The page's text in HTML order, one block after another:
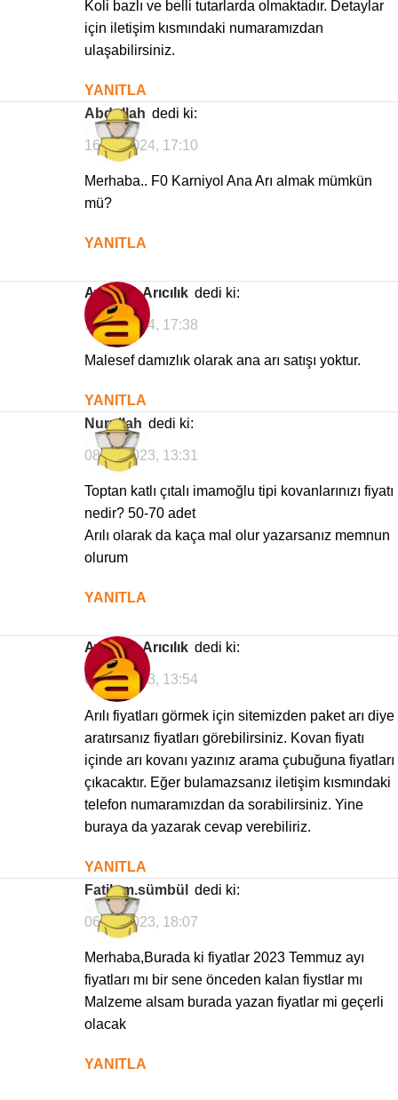
Koli bazlı ve belli tutarlarda olmaktadır. Detaylar
için iletişim kısmındaki numaramızdan
ulaşabilirsiniz.
YANITLA
Abdullah dedi ki:
16/01/2024, 17:10
Merhaba.. F0 Karniyol Ana Arı almak mümkün
mü?
YANITLA
Avrasya Arıcılık dedi ki:
16/01/2024, 17:38
Malesef damızlık olarak ana arı satışı yoktur.
YANITLA
Nurullah dedi ki:
08/08/2023, 13:31
Toptan katlı çıtalı imamoğlu tipi kovanlarınızı fiyatı
nedir? 50-70 adet
Arılı olarak da kaça mal olur yazarsanız memnun
olurum
YANITLA
Avrasya Arıcılık dedi ki:
08/08/2023, 13:54
Arılı fiyatları görmek için sitemizden paket arı diye
aratırsanız fiyatları görebilirsiniz. Kovan fiyatı
içinde arı kovanı yazınız arama çubuğuna fiyatları
çıkacaktır. Eğer bulamazsanız iletişim kısmındaki
telefon numaramızdan da sorabilirsiniz. Yine
buraya da yazarak cevap verebiliriz.
YANITLA
Fatih m.sümbül
dedi ki:
06/08/2023, 18:07
Merhaba,Burada ki fiyatlar 2023 Temmuz ayı
fiyatları mı bir sene önceden kalan fiystlar mı
Malzeme alsam burada yazan fiyatlar mi geçerli
olacak
YANITLA